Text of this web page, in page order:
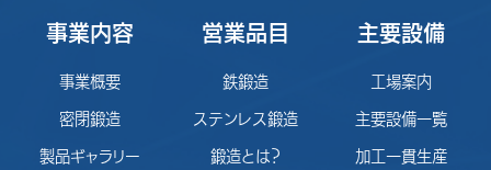
事業内容
事業概要
密閉鍛造
製品ギャラリー
営業品目
鉄鍛造
ステンレス鍛造
鍛造とは？
主要設備
工場案内
主要設備一覧
加工一貫生産